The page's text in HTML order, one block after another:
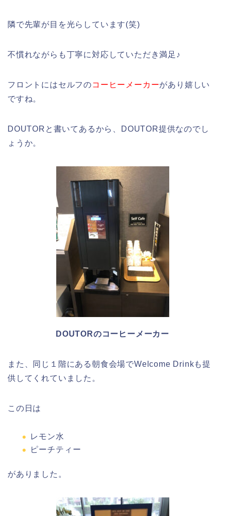
隣で先輩が目を光らしています(笑)
不慣れながらも丁寧に対応していただき満足♪
フロントにはセルフのコーヒーメーカーがあり嬉しい
ですね。
DOUTORと書いてあるから、DOUTOR提供なのでし
ょうか。
DOUTORのコーヒーメーカー
また、同じ１階にある朝食会場でWelcome Drinkも提
供してくれていました。
この日は
レモン水
ピーチティー
がありました。